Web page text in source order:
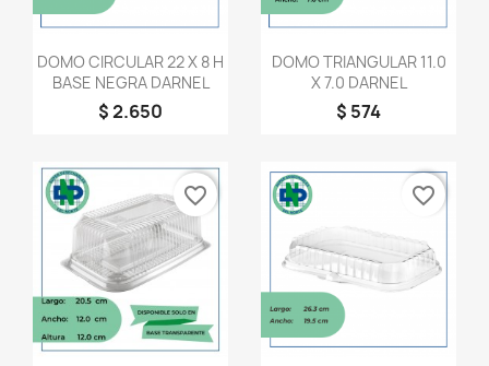
Vista rápida
DOMO CIRCULAR 22 X 8 H
BASE NEGRA DARNEL
$ 2.650
Vista rápida
DOMO TRIANGULAR 11.0
X 7.0 DARNEL
$ 574
favorite_border favorite_border